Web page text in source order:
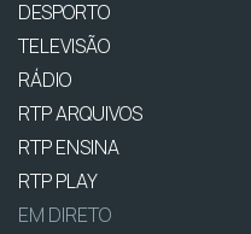
DESPORTO
TELEVISÃO
RÁDIO
RTP ARQUIVOS
RTP ENSINA
RTP PLAY
EM DIRETO